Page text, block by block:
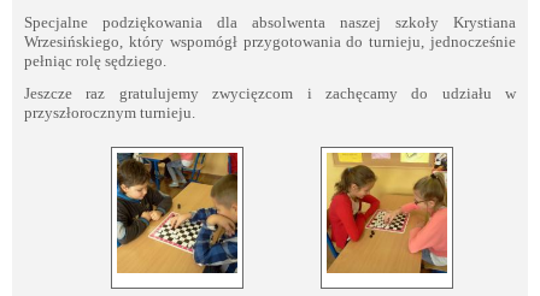
Specjalne podziękowania dla absolwenta naszej szkoły Krystiana
Wrzesińskiego, który wspomógł przygotowania do turnieju, jednocześnie
pełniąc rolę sędziego.
Jeszcze raz gratulujemy zwycięzcom i zachęcamy do udziału w
przyszłorocznym turnieju.